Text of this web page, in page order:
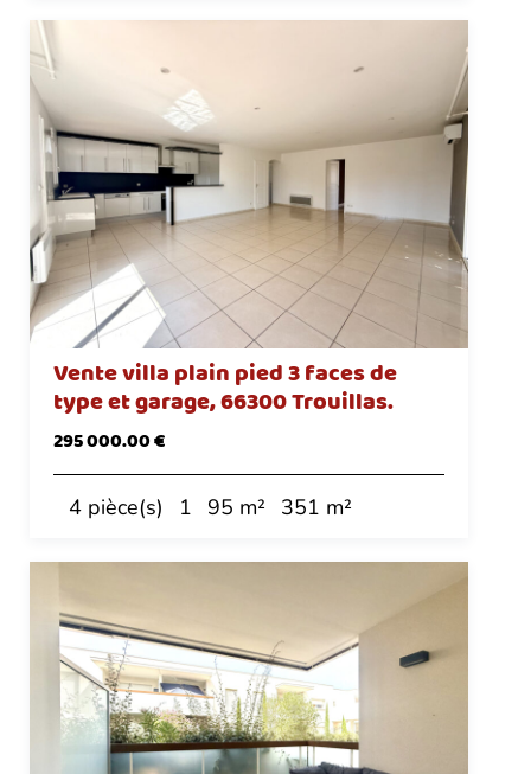
Vente villa plain pied 3 faces de
type et garage, 66300 Trouillas.
295 000.00 €
4 pièce(s) 1 95 m² 351 m²